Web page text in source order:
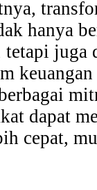
hanya
tetapi juga
dapat
cepat,